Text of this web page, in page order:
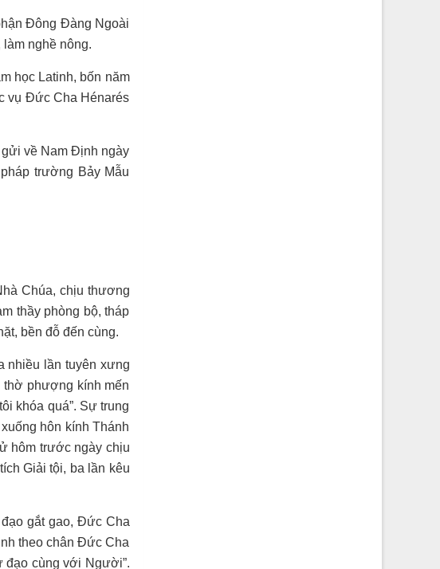
Đông Đàng Ngoài
nghề nông.
học Latinh, bốn năm
vụ Đức Cha Hénarés
về Nam Định ngày
trường Bảy Mẫu
Chúa, chịu thương
thầy phòng bộ, tháp
bền đỗ đến cùng.
nhiều lần tuyên xưng
phượng kính mến
khóa quá”. Sự trung
hôn kính Thánh
hôm trước ngày chịu
Giải tội, ba lần kêu
gắt gao, Đức Cha
theo chân Đức Cha
đạo cùng với Người”.